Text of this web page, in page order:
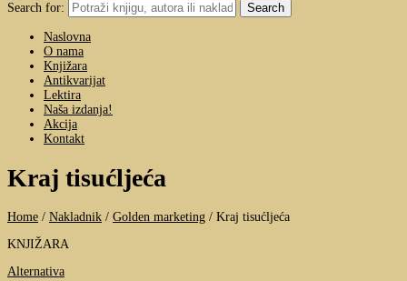
Search for:
Naslovna
O nama
Knjižara
Antikvarijat
Lektira
Naša izdanja!
Akcija
Kontakt
Kraj tisućljeća
Home / Nakladnik / Golden marketing / Kraj tisućljeća
KNJIŽARA
Alternativa